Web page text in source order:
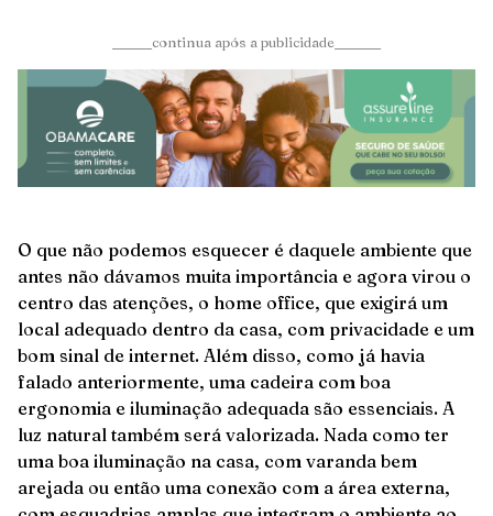
______continua após a publicidade_______
O que não podemos esquecer é daquele ambiente que
antes não dávamos muita importância e agora virou o
centro das atenções, o home office, que exigirá um
local adequado dentro da casa, com privacidade e um
bom sinal de internet. Além disso, como já havia
falado anteriormente, uma cadeira com boa
ergonomia e iluminação adequada são essenciais. A
luz natural também será valorizada. Nada como ter
uma boa iluminação na casa, com varanda bem
arejada ou então uma conexão com a área externa,